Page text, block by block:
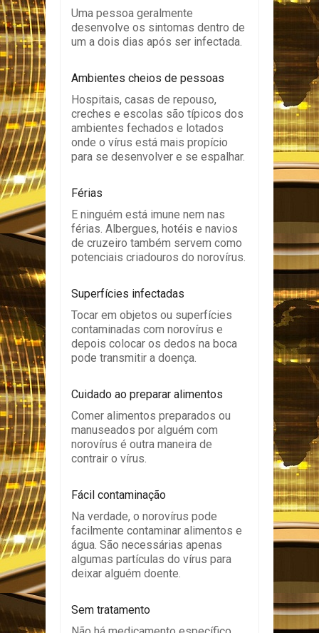
Uma pessoa geralmente
desenvolve os sintomas dentro de
um a dois dias após ser infectada.
Ambientes cheios de pessoas
Hospitais, casas de repouso,
creches e escolas são típicos dos
ambientes fechados e lotados
onde o vírus está mais propício
para se desenvolver e se espalhar.
Férias
E ninguém está imune nem nas
férias. Albergues, hotéis e navios
de cruzeiro também servem como
potenciais criadouros do norovírus.
Superfícies infectadas
Tocar em objetos ou superfícies
contaminadas com norovírus e
depois colocar os dedos na boca
pode transmitir a doença.
Cuidado ao preparar alimentos
Comer alimentos preparados ou
manuseados por alguém com
norovírus é outra maneira de
contrair o vírus.
Fácil contaminação
Na verdade, o norovírus pode
facilmente contaminar alimentos e
água. São necessárias apenas
algumas partículas do vírus para
deixar alguém doente.
Sem tratamento